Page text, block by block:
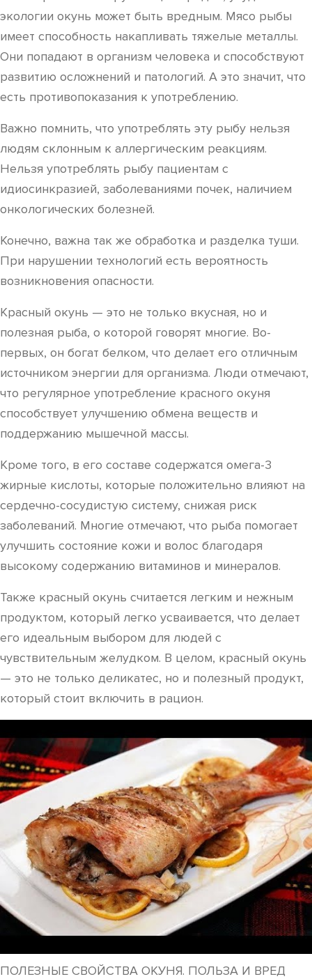
экологии окунь может быть вредным. Мясо рыбы
имеет способность накапливать тяжелые металлы.
Они попадают в организм человека и способствуют
развитию осложнений и патологий. А это значит, что
есть противопоказания к употреблению.
Важно помнить, что употреблять эту рыбу нельзя
людям склонным к аллергическим реакциям.
Нельзя употреблять рыбу пациентам с
идиосинкразией, заболеваниями почек, наличием
онкологических болезней.
Конечно, важна так же обработка и разделка туши.
При нарушении технологий есть вероятность
возникновения опасности.
Красный окунь — это не только вкусная, но и
полезная рыба, о которой говорят многие. Во-
первых, он богат белком, что делает его отличным
источником энергии для организма. Люди отмечают,
что регулярное употребление красного окуня
способствует улучшению обмена веществ и
поддержанию мышечной массы.
Кроме того, в его составе содержатся омега-3
жирные кислоты, которые положительно влияют на
сердечно-сосудистую систему, снижая риск
заболеваний. Многие отмечают, что рыба помогает
улучшить состояние кожи и волос благодаря
высокому содержанию витаминов и минералов.
Также красный окунь считается легким и нежным
продуктом, который легко усваивается, что делает
его идеальным выбором для людей с
чувствительным желудком. В целом, красный окунь
— это не только деликатес, но и полезный продукт,
который стоит включить в рацион.
ПОЛЕЗНЫЕ СВОЙСТВА ОКУНЯ. ПОЛЬЗА И ВРЕД